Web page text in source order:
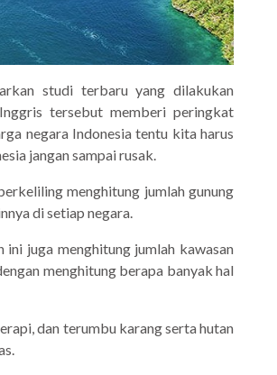
studi terbaru yang dilakukan
tersebut memberi peringkat
negara Indonesia tentu kita harus
jangan sampai rusak.
menghitung jumlah gunung
di setiap negara.
ini juga menghitung jumlah kawasan
menghitung berapa banyak hal
dan terumbu karang serta hutan